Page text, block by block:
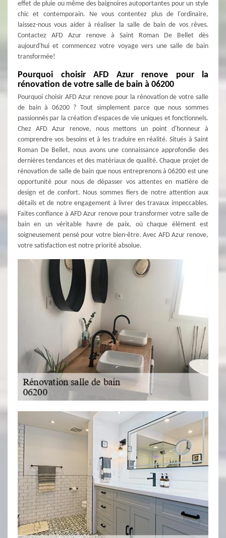
effet de pluie ou même des baignoires autoportantes pour un style
chic et contemporain. Ne vous contentez plus de l'ordinaire,
laissez-nous vous aider à réaliser la salle de bain de vos rêves.
Contactez AFD Azur renove à Saint Roman De Bellet dès
aujourd'hui et commencez votre voyage vers une salle de bain
transformée!
Pourquoi choisir AFD Azur renove pour la
rénovation de votre salle de bain à 06200
Pourquoi choisir AFD Azur renove pour la rénovation de votre salle
de bain à 06200 ? Tout simplement parce que nous sommes
passionnés par la création d'espaces de vie uniques et fonctionnels.
Chez AFD Azur renove, nous mettons un point d'honneur à
comprendre vos besoins et à les traduire en réalité. Situés à Saint
Roman De Bellet, nous avons une connaissance approfondie des
dernières tendances et des matériaux de qualité. Chaque projet de
rénovation de salle de bain que nous entreprenons à 06200 est une
opportunité pour nous de dépasser vos attentes en matière de
design et de confort. Nous sommes fiers de notre attention aux
détails et de notre engagement à livrer des travaux impeccables.
Faites confiance à AFD Azur renove pour transformer votre salle de
bain en un véritable havre de paix, où chaque élément est
soigneusement pensé pour votre bien-être. Avec AFD Azur renove,
votre satisfaction est notre priorité absolue.